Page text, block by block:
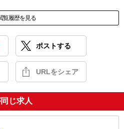
覧履歴を見る
ポストする
URLをシェア
じ求人